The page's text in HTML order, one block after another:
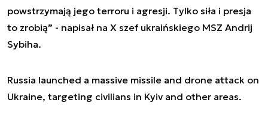
powstrzymają jego terroru i agresji. Tylko siła i presja
to zrobią” - napisał na X szef ukraińskiego MSZ Andrij
Sybiha.
Russia launched a massive missile and drone attack on
Ukraine, targeting civilians in Kyiv and other areas.